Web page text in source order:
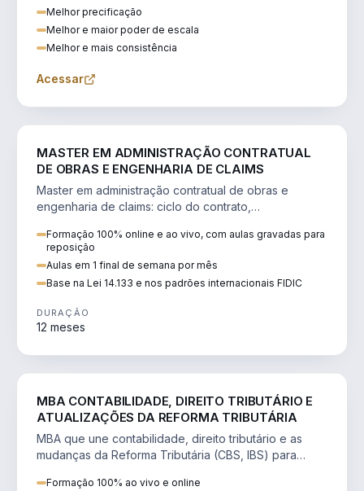
Melhor precificação
Melhor e maior poder de escala
Melhor e mais consistência
Acessar
MASTER EM ADMINISTRAÇÃO CONTRATUAL
DE OBRAS E ENGENHARIA DE CLAIMS
Master em administração contratual de obras e
engenharia de claims: ciclo do contrato,
Formação 100% online e ao vivo, com aulas gravadas para
reposição
Aulas em 1 final de semana por mês
Base na Lei 14.133 e nos padrões internacionais FIDIC
DURAÇÃO
12 meses
MBA CONTABILIDADE, DIREITO TRIBUTÁRIO E
ATUALIZAÇÕES DA REFORMA TRIBUTÁRIA
MBA que une contabilidade, direito tributário e as
mudanças da Reforma Tributária (CBS, IBS) para
Formação 100% ao vivo e online